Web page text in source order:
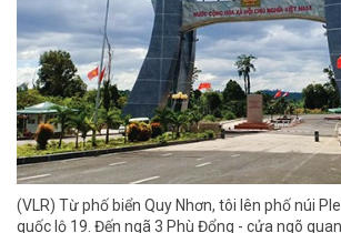
(VLR) Từ phố biển Quy Nhơn, tôi lên phố núi
quốc lộ 19. Đến ngã 3 Phù Đổng - cửa ngõ